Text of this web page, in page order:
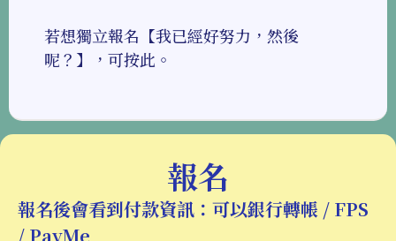
若想獨立報名【我已經好努力，然後
呢？】， 可按此 。
報名
報名後會看到付款資訊：可以銀行轉帳 / FPS
/ PayMe